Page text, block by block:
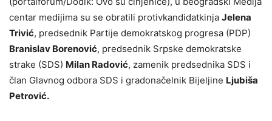
centar medijima su se obratili protivkandidatkinja Jelena
Trivić, predsednik Partije demokratskog progresa (PDP)
Branislav Borenović, predsednik Srpske demokratske
strake (SDS) Milan Radović, zamenik predsednika SDS i
član Glavnog odbora SDS i gradonačelnik Bijeljine Ljubiša
Petrović.